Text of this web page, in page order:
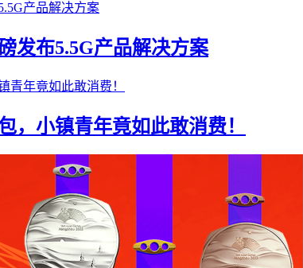
发布5.5G产品解决方案
，小镇青年竟如此敢消费！